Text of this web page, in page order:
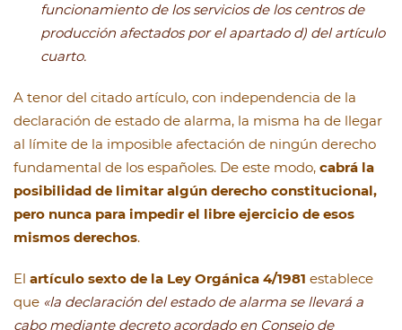
funcionamiento de los servicios de los centros de
producción afectados por el apartado d) del artículo
cuarto.
A tenor del citado artículo, con independencia de la
declaración de estado de alarma, la misma ha de llegar
al límite de la imposible afectación de ningún derecho
fundamental de los españoles. De este modo, cabrá la
posibilidad de limitar algún derecho constitucional,
pero nunca para impedir el libre ejercicio de esos
mismos derechos.
El artículo sexto de la Ley Orgánica 4/1981 establece
que «la declaración del estado de alarma se llevará a
cabo mediante decreto acordado en Consejo de